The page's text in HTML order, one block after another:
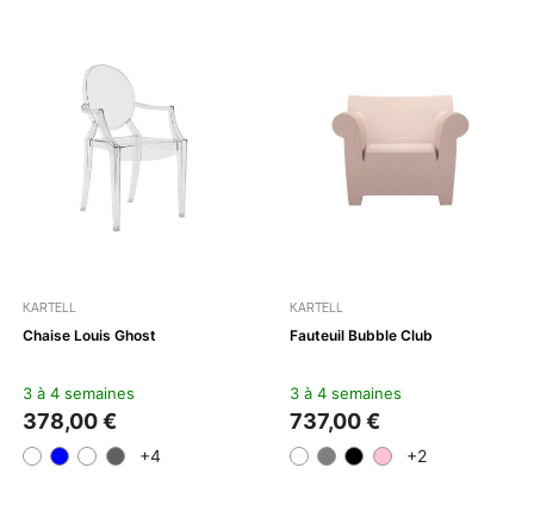
KARTELL
Chaise Louis Ghost
3 à 4 semaines
378,00 €
+4
KARTELL
Fauteuil Bubble Club
3 à 4 semaines
737,00 €
+2